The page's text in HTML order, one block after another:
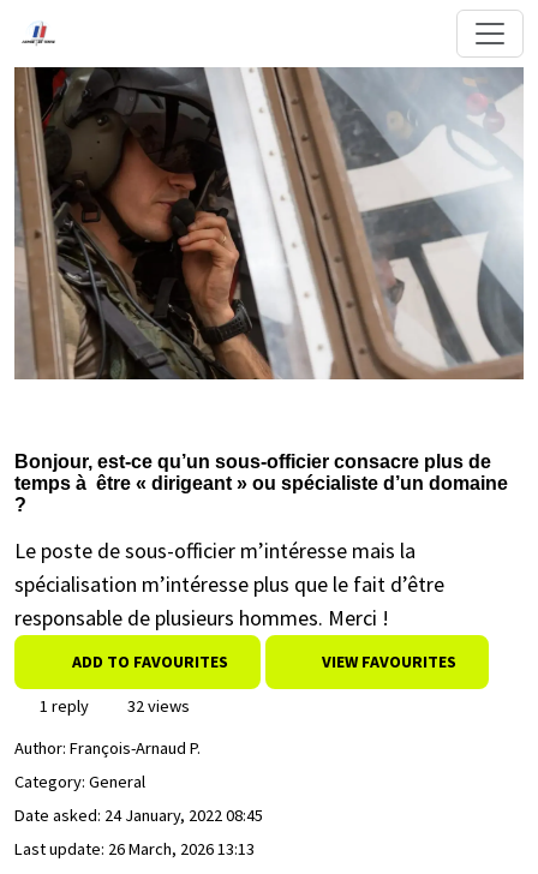
Bonjour, est-ce qu’un sous-officier consacre plus de
temps à être « dirigeant » ou spécialiste d’un domaine
?
Le poste de sous-officier m’intéresse mais la
spécialisation m’intéresse plus que le fait d’être
responsable de plusieurs hommes. Merci !
ADD TO FAVOURITES VIEW FAVOURITES
1 reply
32 views
Author: François-Arnaud P.
Category: General
Date asked: 24 January, 2022 08:45
Last update: 26 March, 2026 13:13